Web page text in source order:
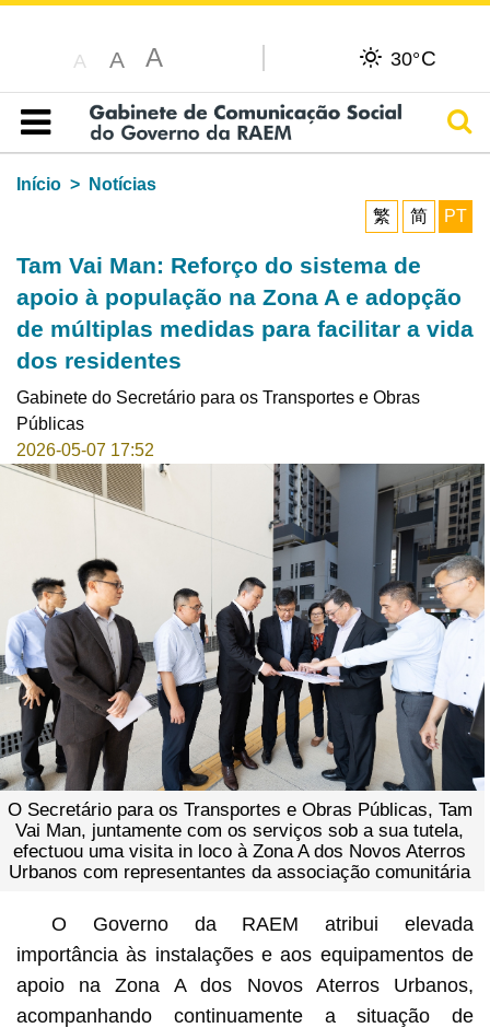
A A A 30°C
Índice
Início
Notícias
繁
简 PT
Tam Vai Man: Reforço do sistema de
apoio à população na Zona A e adopção
de múltiplas medidas para facilitar a vida
dos residentes
Gabinete do Secretário para os Transportes e Obras
Públicas
2026-05-07 17:52
O Secretário para os Transportes e Obras Públicas, Tam
Vai Man, juntamente com os serviços sob a sua tutela,
efectuou uma visita in loco à Zona A dos Novos Aterros
Urbanos com representantes da associação comunitária
O Governo da RAEM atribui elevada
importância às instalações e aos equipamentos de
apoio na Zona A dos Novos Aterros Urbanos,
acompanhando continuamente a situação de